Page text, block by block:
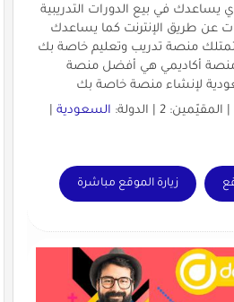
في بيع الدورات التدريبية
عن طريق الإنترنت كما يساعدك
منصة تدريب وتعليم خاصة بك
منصة أكاديمي هي أفضل منصة
لإنشاء منصة خاصة بك
السعودية|
زيارة الموقع مباشرة